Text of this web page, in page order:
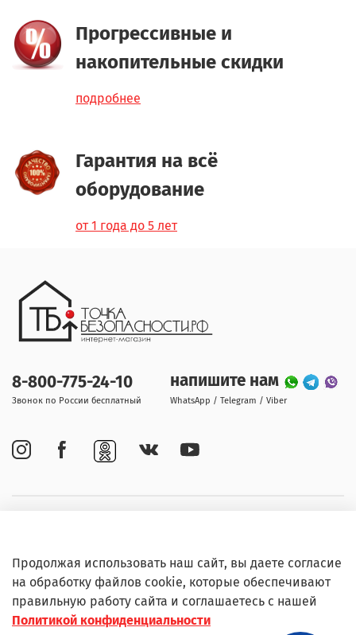
Прогрессивные и
накопительные скидки
подробнее
Гарантия на всё
оборудование
от 1 года до 5 лет
Информация
8-800-775-24-10
Звонок по России бесплатный
напишите нам
WhatsApp / Telegram / Viber
Продолжая использовать наш сайт, вы даете согласие
на обработку файлов cookie, которые обеспечивают
правильную работу сайта и соглашаетесь с нашей
Политикой конфиденциальности